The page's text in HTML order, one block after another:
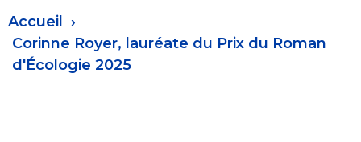
Fil
d'Ariane
Accueil
Corinne Royer, lauréate du Prix du Roman
d'Écologie 2025